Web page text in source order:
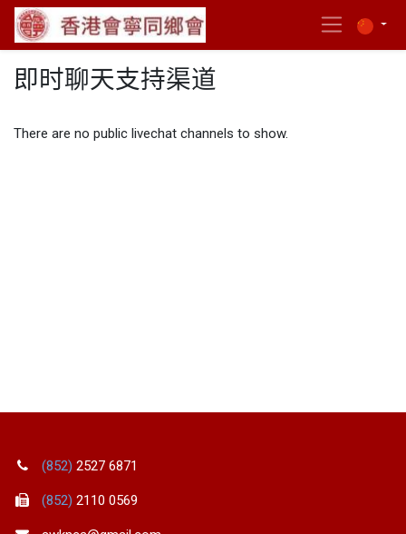
即时聊天支持渠道
There are no public livechat channels to show.
(852)2527 6871
(852)2110 0569